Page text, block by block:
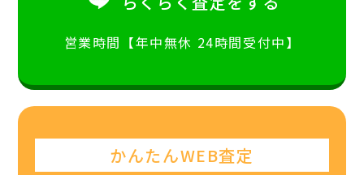
営業時間【年中無休 24時間受付中】
かんたんWEB査定